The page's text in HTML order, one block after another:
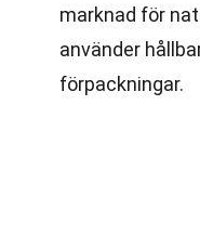
marknad för
använder
förpackningar.